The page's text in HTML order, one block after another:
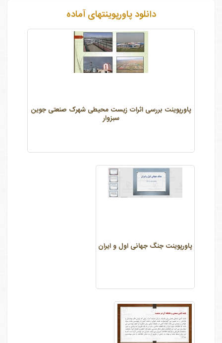
دانلود پاورپوینتهای آماده
پاورپوینت بررسی اثرات زیست محیطی شهرک صنعتی جوین
سبزوار
پاورپوینت جنگ جهانی اول و ایران